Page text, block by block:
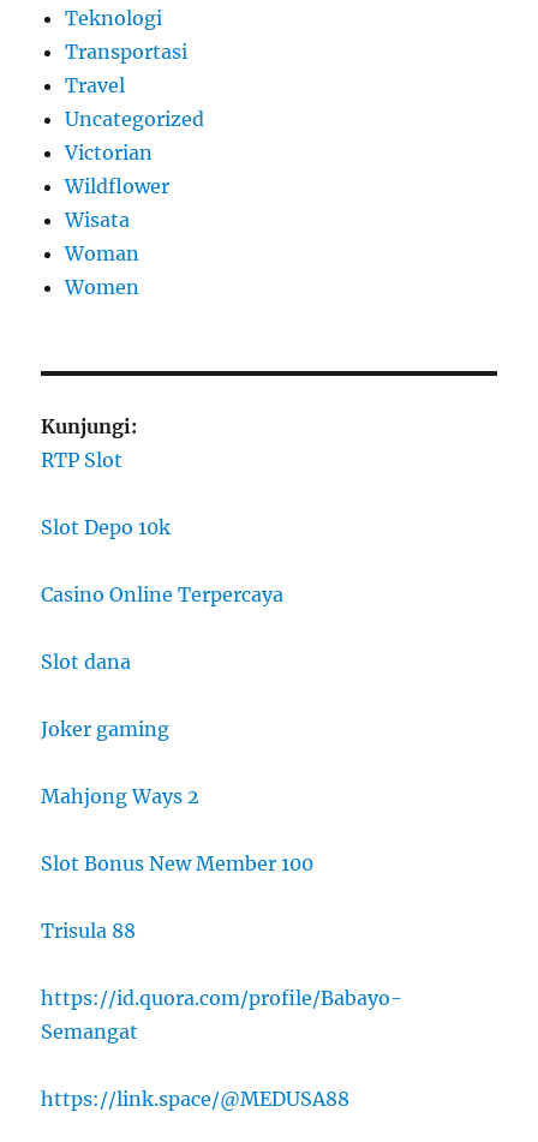
Teknologi
Transportasi
Travel
Uncategorized
Victorian
Wildflower
Wisata
Woman
Women
Kunjungi:
RTP Slot
Slot Depo 10k
Casino Online Terpercaya
Slot dana
Joker gaming
Mahjong Ways 2
Slot Bonus New Member 100
Trisula 88
https://id.quora.com/profile/Babayo-
Semangat
https://link.space/@MEDUSA88